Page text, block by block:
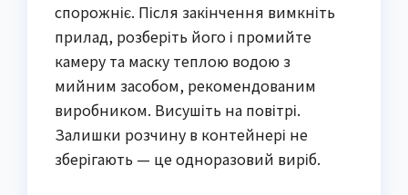
спорожніє. Після закінчення вимкніть
прилад, розберіть його і промийте
камеру та маску теплою водою з
мийним засобом, рекомендованим
виробником. Висушіть на повітрі.
Залишки розчину в контейнері не
зберігають — це одноразовий виріб.